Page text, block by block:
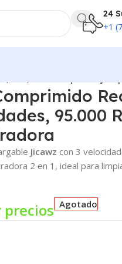
24
+1
LED, 2 en 1 Soplador y
95.000
Jicawz con 3
2 en 1, ideal para
precios Agotado